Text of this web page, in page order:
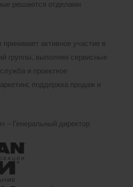
решаются отделами
активное участие в
группы, выполняя сервисные
и проектное
поддержка продаж и
– Генеральный директор